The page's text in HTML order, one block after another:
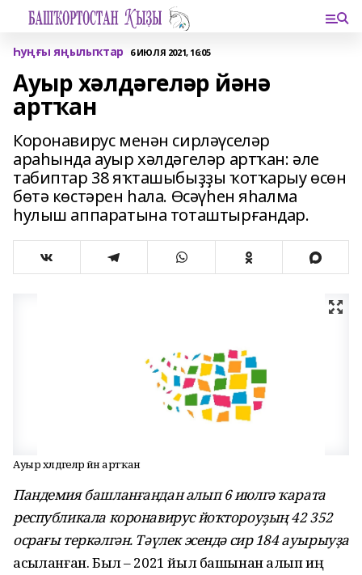
Һуңғы яңылыҡтар 6 ИЮЛЯ 2021, 16:05
Ауыр хәлдәгеләр йәнә
артҡан
Коронавирус менән сирләүселәр
араһында ауыр хәлдәгеләр артҡан: әле
табиптар 38 яҡташыбыҙҙы ҡотҡарыу өсөн
бөтә көстәрен һала. Өсәүһен яһалма
һулыш аппаратына тоташтырғандар.
Ауыр хәлдәгеләр йәнә артҡан
Пандемия башланғандан алып 6 июлгә ҡарата
республикала коронавирус йоҡтороуҙың 42 352
осрағы теркәлгән. Тәүлек эсендә сир 184 ауырыуҙа
асыҡланған. Был – 2021 йыл башынан алып иң